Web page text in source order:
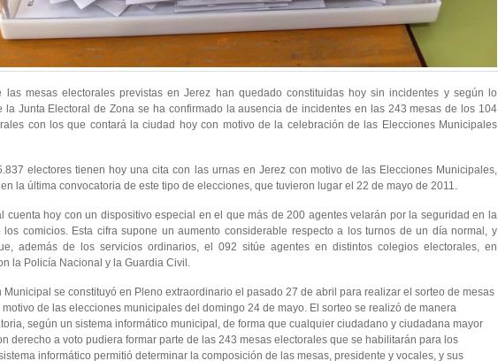
las mesas electorales previstas en Jerez han quedado constituidas hoy sin incidentes y según lo
la Junta Electoral de Zona se ha confirmado la ausencia de incidentes en las 243 mesas de los 104
con los que contará la ciudad hoy con motivo de la celebración de las Elecciones Municipales
electores tienen hoy una cita con las urnas en Jerez con motivo de las Elecciones Municipales,
la última convocatoria de este tipo de elecciones, que tuvieron lugar el 22 de mayo de 2011.
cuenta hoy con un dispositivo especial en el que más de 200 agentes velarán por la seguridad en la
los comicios. Esta cifra supone un aumento considerable respecto a los turnos de un día normal, y
además de los servicios ordinarios, el 092 sitúe agentes en distintos colegios electorales, en
la Policía Nacional y la Guardia Civil.
Municipal se constituyó en Pleno extraordinario el pasado 27 de abril para realizar el sorteo de mesas
de las elecciones municipales del domingo 24 de mayo. El sorteo se realizó de manera
según un sistema informático municipal, de forma que cualquier ciudadano y ciudadana mayor
derecho a voto pudiera formar parte de las 243 mesas electorales que se habilitarán para los
informático permitió determinar la composición de las mesas, presidente y vocales, y sus